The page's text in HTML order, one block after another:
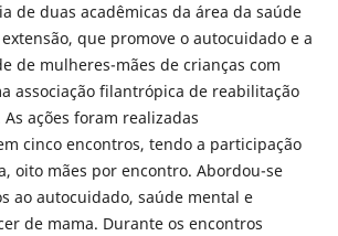
de duas acadêmicas da área da saúde
que promove o autocuidado e a
de mulheres-mães de crianças com
associação filantrópica de reabilitação
ações foram realizadas
cinco encontros, tendo a participação
oito mães por encontro. Abordou-se
ao autocuidado, saúde mental e
de mama. Durante os encontros